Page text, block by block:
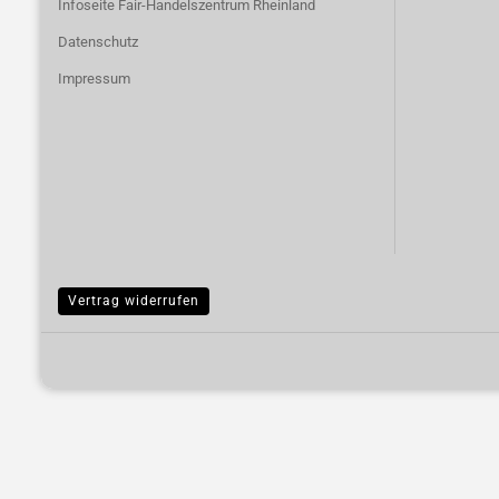
Infoseite Fair-Handelszentrum Rheinland
Datenschutz
Impressum
Vertrag widerrufen